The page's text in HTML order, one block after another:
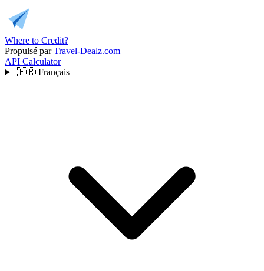
Where to Credit?
Propulsé par Travel-Dealz.com
API Calculator
🇫🇷 Français